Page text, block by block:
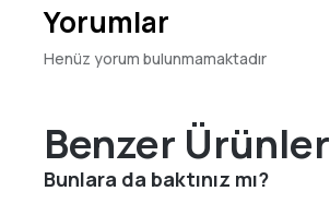
Yorumlar
Henüz yorum bulunmamaktadır
Benzer Ürünler
Bunlara da baktınız mı?